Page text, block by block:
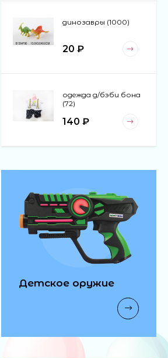
динозавры (1000)
20 ₽
одежда д/бэби бона
(72)
140 ₽
120 ₽
обувь д/кукол н/пл
(480)
автобус модель
муз 6шт в блоке (20)
170 ₽
Детское оружие